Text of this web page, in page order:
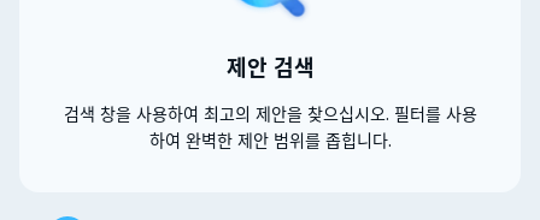
제안 검색
검색 창을 사용하여 최고의 제안을 찾으십시오. 필터를 사용
하여 완벽한 제안 범위를 좁힙니다.